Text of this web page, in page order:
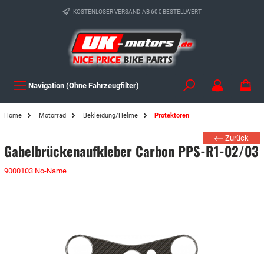
KOSTENLOSER VERSAND AB 60€ BESTELLWERT
Navigation (Ohne Fahrzeugfilter)
Home Motorrad Bekleidung/Helme Protektoren
Zurück
Gabelbrückenaufkleber Carbon PPS-R1-02/03
9000103 No-Name